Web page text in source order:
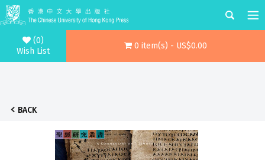
(0)
Wish List
0 item(s) - US$0.00
BACK